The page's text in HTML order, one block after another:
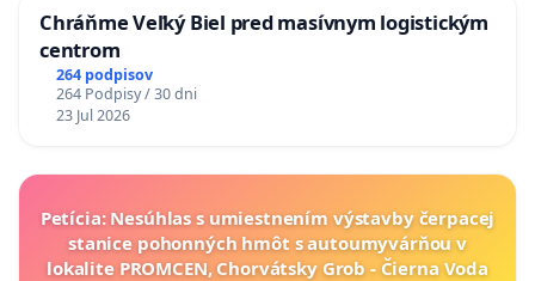
Chráňme Veľký Biel pred masívnym logistickým
centrom
264 podpisov
264 Podpisy / 30 dni
23 Jul 2026
Petícia: Nesúhlas s umiestnením výstavby čerpacej
stanice pohonných hmôt s autoumyvárňou v
lokalite PROMCEN, Chorvátsky Grob - Čierna Voda